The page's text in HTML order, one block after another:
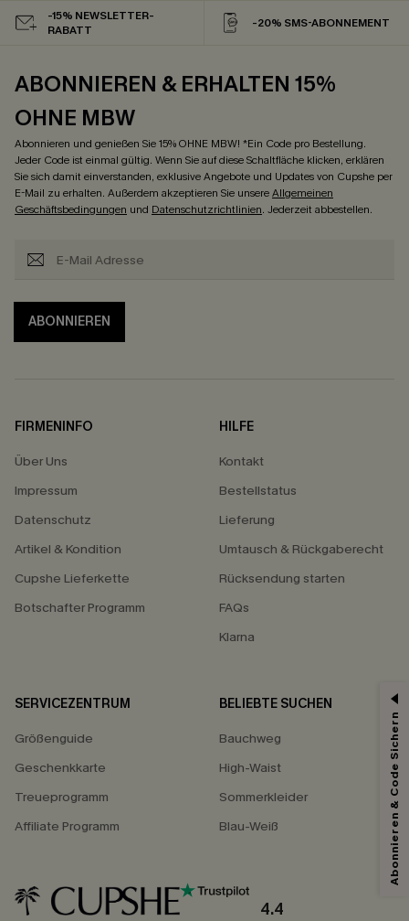
-15% NEWSLETTER-
RABATT
-20% SMS-ABONNEMENT
ABONNIEREN & ERHALTEN 15%
OHNE MBW
Abonnieren und genießen Sie 15% OHNE MBW! *Ein Code pro Bestellung.
Jeder Code ist einmal gültig. Wenn Sie auf diese Schaltfläche klicken, erklären
Sie sich damit einverstanden, exklusive Angebote und Updates von Cupshe per
E-Mail zu erhalten. Außerdem akzeptieren Sie unsereAllgemeinen
Geschäftsbedingungen und Datenschutzrichtlinien. Jederzeit abbestellen.
ABONNIEREN
FIRMENINFO
Über Uns
Impressum
Datenschutz
Artikel & Kondition
Cupshe Lieferkette
Botschafter Programm
HILFE
Kontakt
Bestellstatus
Lieferung
Umtausch & Rückgaberecht
Rücksendung starten
FAQs
Klarna
SERVICEZENTRUM
Größenguide
Geschenkkarte
Treueprogramm
Affiliate Programm
BELIEBTE SUCHEN
Bauchweg
High-Waist
Sommerkleider
Blau-Weiß
4.4
15% ERHALTEN
15% ohne MBW für E-Mail-Abonnenten.
*Ein Code pro Bestellung. Jeder Code ist einmal gültig.
undDatenschutzbestimmungen. Sie können sich jederzeit abmelden.
Abonnieren & Code Sichern